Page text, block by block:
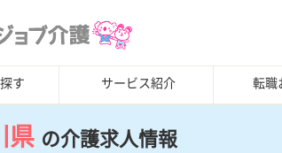
す サービス紹介 転職
県 の介護求人情報